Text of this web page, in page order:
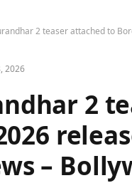
2 teaser attached to
2026
2
–